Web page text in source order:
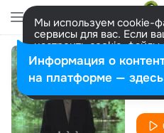
Мы используем cookie-
сервисы для вас. Если
настроить cookie-
представитель. Больше
Разрешить все
Информация о
на платформе — здесь